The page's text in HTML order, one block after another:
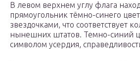
В левом верхнем углу флага
прямоугольник тёмно-синего
звездочками, что соответствует
нынешних штатов. Темно-синий
символом усердия,